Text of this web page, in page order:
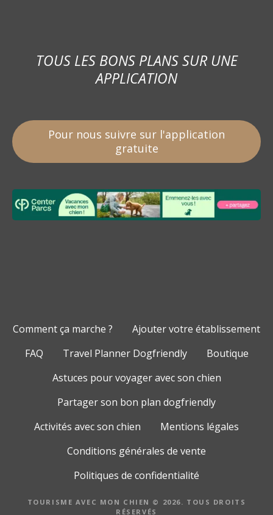
TOUS LES BONS PLANS SUR UNE
APPLICATION
Pour nous suivre sur l'application
gratuite
Comment ça marche ?
Ajouter votre établissement
FAQ
Travel Planner Dogfriendly
Boutique
Astuces pour voyager avec son chien
Partager son bon plan dogfriendly
Activités avec son chien
Mentions légales
Conditions générales de vente
Politiques de confidentialité
TOURISME AVEC MON CHIEN © 2026. TOUS DROITS
RÉSERVÉS